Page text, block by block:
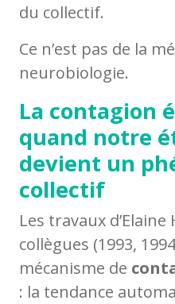
du collectif.
Ce n’est pas de la
neurobiologie.
La contagion
quand notre
devient un
collectif
Les travaux
collègues (1993,
mécanisme de
: la tendance